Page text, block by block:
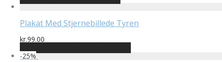
pris
kr.249.00.
pris
kr.186.75.
Plakat Med Stjernebillede Tyren
kr.99.00
-25%